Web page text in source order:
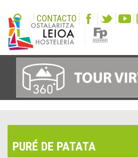
CONTACTO
PURÉ DE PATATA